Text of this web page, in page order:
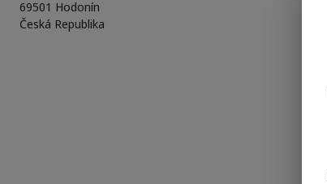
69501 Hodonín
Česká Republika